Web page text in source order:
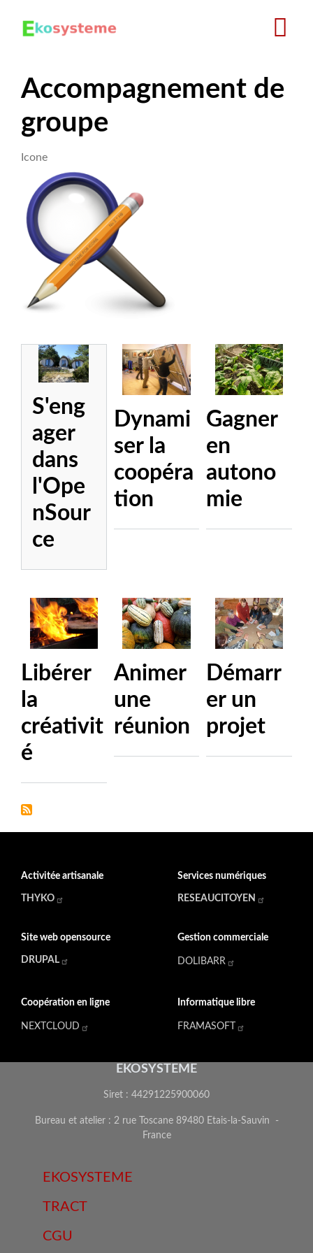
Accompagnement de
groupe
Icone
S'eng
ager
dans
l'Ope
nSour
ce
Dynami
ser la
coopéra
tion
Gagner
en
autono
mie
Libérer
la
créativit
é
Animer
une
réunion
Démarr
er un
projet
Activitée artisanale
THYKO
Services numériques
RESEAUCITOYEN
Site web opensource
DRUPAL
Gestion commerciale
DOLIBARR
Coopération en ligne
NEXTCLOUD
Informatique libre
FRAMASOFT
EKOSYSTEME
Siret : 44291225900060
Bureau et atelier : 2 rue Toscane 89480 Etais-la-Sauvin -
France
EKOSYSTEME
TRACT
CGU